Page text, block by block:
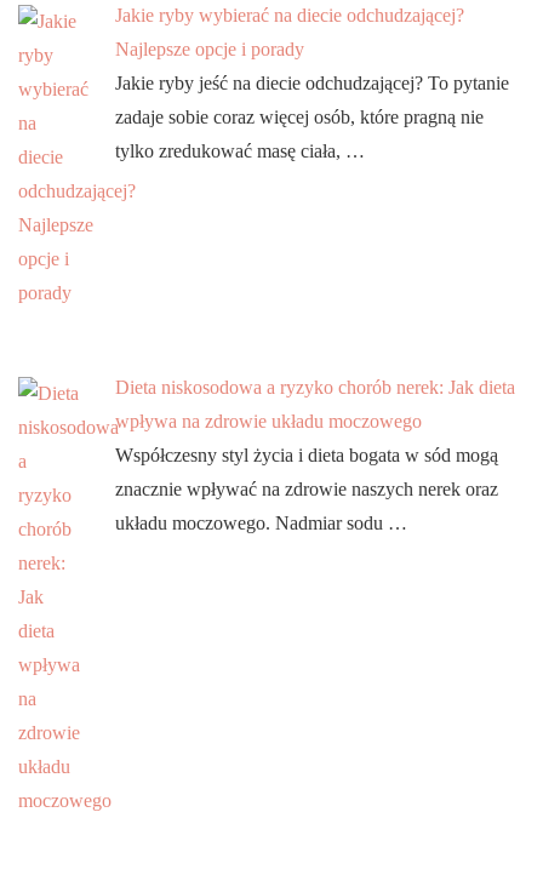
Jakie ryby wybierać na diecie odchudzającej?
Najlepsze opcje i porady
Jakie ryby jeść na diecie odchudzającej? To pytanie
zadaje sobie coraz więcej osób, które pragną nie
tylko zredukować masę ciała, …
Dieta niskosodowa a ryzyko chorób nerek: Jak dieta
wpływa na zdrowie układu moczowego
Współczesny styl życia i dieta bogata w sód mogą
znacznie wpływać na zdrowie naszych nerek oraz
układu moczowego. Nadmiar sodu …